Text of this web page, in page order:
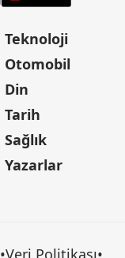
Teknoloji
Otomobil
Din
Tarih
Sağlık
Yazarlar
•Veri Politikası•